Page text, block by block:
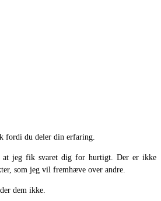
fordi du deler din erfaring.
at jeg fik svaret dig for hurtigt. Der er ikke
som jeg vil fremhæve over andre.
dem ikke.